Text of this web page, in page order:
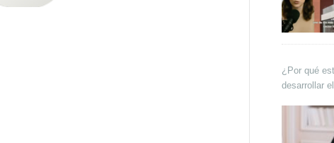
¿Por qué
desarrollar